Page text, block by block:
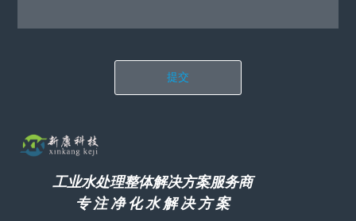
提交
工业水处理整体解决方案服务商
专 注 净 化 水 解 决 方 案